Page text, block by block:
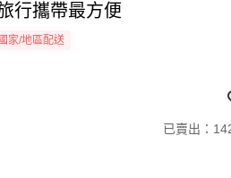
行攜帶最方便
國家/地區配送
已賣出：